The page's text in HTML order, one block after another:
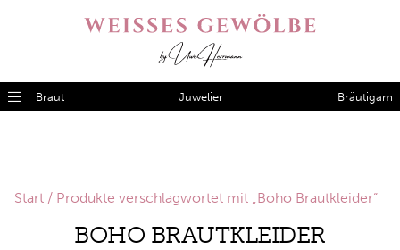
Braut Juwelier Bräutigam
Start / Produkte verschlagwortet mit „Boho Brautkleider“
BOHO BRAUTKLEIDER